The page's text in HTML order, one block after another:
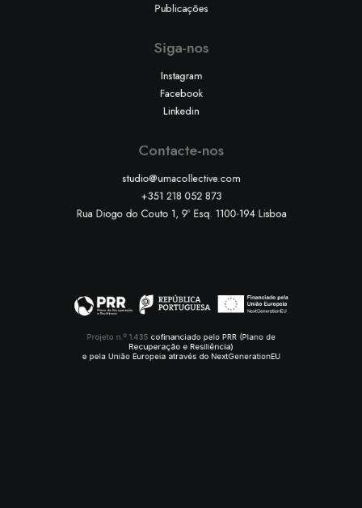
Publicações
Siga-nos
Instagram
Facebook
Linkedin
Contacte-nos
studio@umacollective.com
+351 218 052 873
Rua Diogo do Couto 1, 9º Esq. 1100-194 Lisboa
Projeto n.º 1.435 cofinanciado pelo PRR (Plano de
Recuperação e Resiliência)
e pela União Europeia através do NextGenerationEU